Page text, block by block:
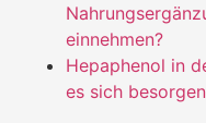
einnehmen?
Hepaphenol in
es sich